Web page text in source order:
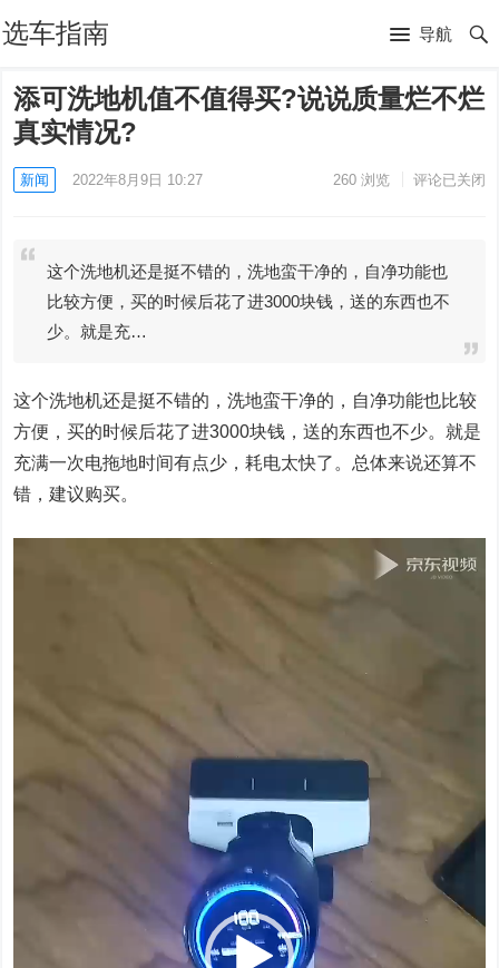
选车指南 导航
添可洗地机值不值得买?说说质量烂不烂
真实情况?
新闻 2022年8月9日 10:27 260浏览 评论已关闭
这个洗地机还是挺不错的，洗地蛮干净的，自净功能也
比较方便，买的时候后花了进3000块钱，送的东西也不
少。就是充…
这个洗地机还是挺不错的，洗地蛮干净的，自净功能也比较
方便，买的时候后花了进3000块钱，送的东西也不少。就是
充满一次电拖地时间有点少，耗电太快了。总体来说还算不
错，建议购买。